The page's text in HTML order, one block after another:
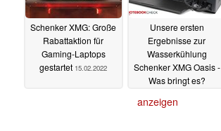
Schenker XMG: Große
Rabattaktion für
Gaming-Laptops
gestartet 15.02.2022
Unsere ersten
Ergebnisse zur
Wasserkühlung
Schenker XMG Oasis -
Was bringt es?
anzeigen